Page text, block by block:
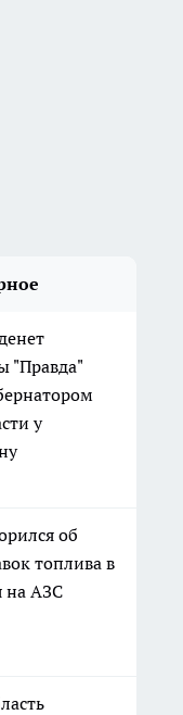
"Правда"
у
об
топлива в
на АЗС